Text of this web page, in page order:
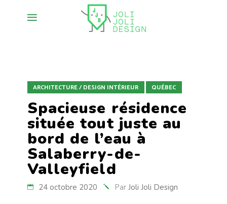
ARCHITECTURE / DESIGN INTÉRIEUR QUÉBEC
Spacieuse résidence
située tout juste au
bord de l’eau à
Salaberry-de-
Valleyfield
24 octobre 2020 Par Joli Joli Design